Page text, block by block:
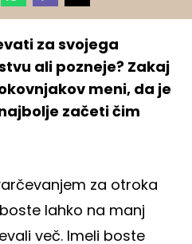
za svojega
ali pozneje? Zakaj
meni, da je
začeti čim
za otroka
lahko na manj
več. Imeli boste